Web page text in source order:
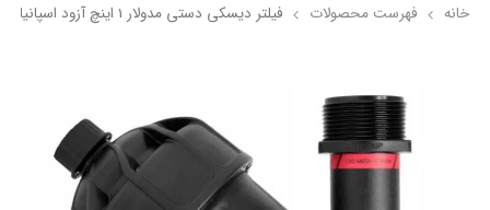
خانه فهرست محصولات فیلتر دیسکی دستی مدولار 1 اینچ آزود اسپانیا